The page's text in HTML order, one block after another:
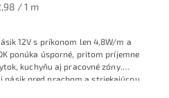
/ 1 m
12V s príkonom len 4,8W/m a
ponúka úsporné, pritom príjemne
kuchyňu aj pracovné zóny.
pásik pred prachom a striekajúcou